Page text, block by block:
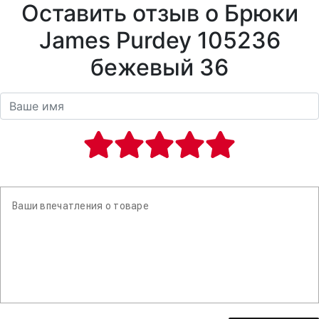
Оставить отзыв о Брюки
James Purdey 105236
бежевый 36